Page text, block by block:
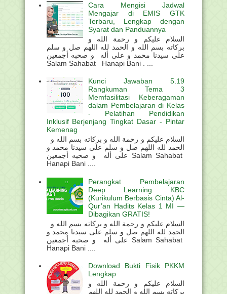
Cara Mengisi Jadwal
Mengajar di EMIS GTK
Terbaru, Lengkap dengan
Syarat dan Panduannya
السلام عليكم و رحمة الله و
بركاته بسم الله و الحمد لله اللهم صل و سلم
على سيدنا محمد و على أله و صحبه أجمعين
Salam Sahabat Hanapi Bani . ...
Kunci Jawaban 5.19
Rangkuman Tema 3
Memfasilitasi Keberagaman
dalam Pembelajaran di Kelas
- Pelatihan Pendidikan
Inklusif Berjenjang Tingkat Dasar - Pintar
Kemenag
الحمد لله اللهم صل و سلم على سيدنا محمد و
على أله و صحبه أجمعين Salam Sahabat
Hanapi Bani ....
Perangkat Pembelajaran
Deep Learning KBC
(Kurikulum Berbasis Cinta) Al-
Qur’an Hadits Kelas 1 MI —
Dibagikan GRATIS!
الحمد لله اللهم صل و سلم على سيدنا محمد و
على أله و صحبه أجمعين Salam Sahabat
Hanapi Bani ....
Download Bukti Fisik PKKM
Lengkap
السلام عليكم و رحمة الله و
بركاته بسم الله و الحمد لله اللهم